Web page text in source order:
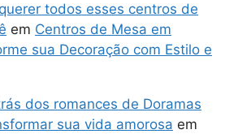
todos esses centros de
em Centros de Mesa em
sua Decoração com Estilo e
dos romances de Doramas
sua vida amorosa em